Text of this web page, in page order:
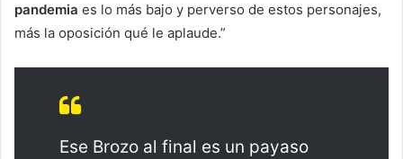
pandemia es lo más bajo y perverso de estos personajes,
más la oposición qué le aplaude.”
Ese Brozo al final es un payaso